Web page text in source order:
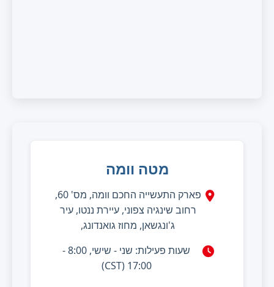
מטה וומה
פארק התעשייה החכם וומה, מס' 60,
רחוב שינגיה צפוני, עיירת ננטו, עיר
ג'ונגשאן, מחוז גואנדונג,
שעות פעילות: שני - שישי, 8:00 -
17:00 (CST)